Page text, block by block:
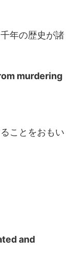
年の歴史が諸
murdering
ことをおもい
and